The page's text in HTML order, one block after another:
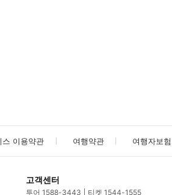
스 이용약관 여행약관 여행자보
고객센터
투어 1588-3443 티켓 1544-1555